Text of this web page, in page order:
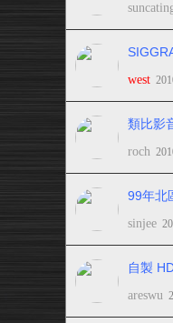
west
類比影
roch
99年北
sinjee
自製
areswu